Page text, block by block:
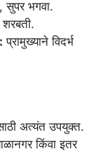
सुपर भगवा.
प्रामुख्याने विदर्भ
अत्यंत उपयुक्त.
किंवा इतर